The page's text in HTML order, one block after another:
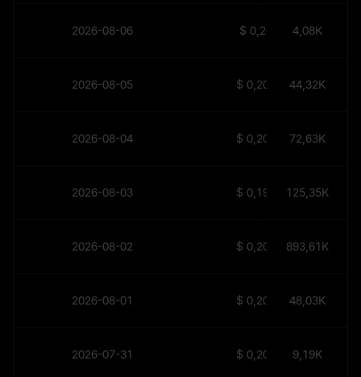
2026-08-06 $ 0,202 4,08K
2026-08-05 $ 0,2016 44,32K
2026-08-04 $ 0,2048 72,63K
2026-08-03 $ 0,1985 125,35K
2026-08-02 $ 0,2084 893,61K
2026-08-01 $ 0,2064 48,03K
2026-07-31 $ 0,2073 9,19K